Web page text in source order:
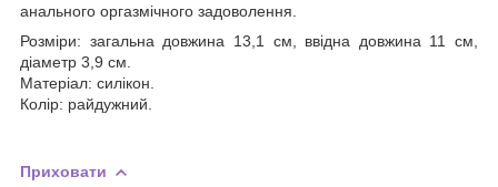
анального оргазмічного задоволення.
Розміри: загальна довжина 13,1 см, ввідна довжина 11 см,
діаметр 3,9 см.
Матеріал: силікон.
Колір: райдужний.
Приховати